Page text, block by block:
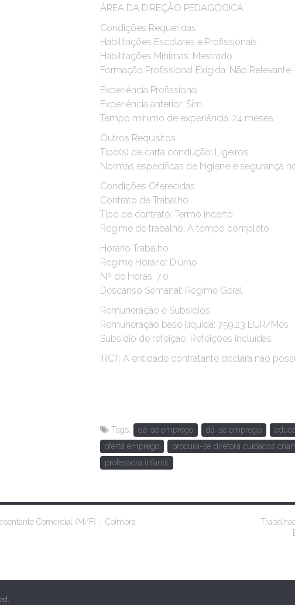
ÁREA DA DIREÇÃO PEDAGÓGICA
Condições Requeridas
Habilitações Escolares e Profissionais
Habilitações Mínimas: Mestrado
Formação Profissional Exigida: Não Relevante
Experiência Profissional
Experiência anterior: Sim
Tempo mínimo de experiência: 24 meses
Outros Requisitos
Tipo(s) de carta condução: Ligeiros
Normas específicas de higiene e segurança
Condições Oferecidas
Contrato de Trabalho
Tipo de contrato: Termo incerto
Regime de trabalho: A tempo completo
Horário Trabalho
Regime Horário: Diurno
Nº de Horas: 7.0
Descanso Semanal: Regime Geral
Remuneração e Subsídios
Remuneração base ilíquida: 759.23 EUR/Mês
Subsídio de refeição: Refeições incluídas
IRCT: A entidade contratante declara não
Tags: dá-se emprego dá-se empregp
oferta emprego
procura-se diretora cuidados
professora infantil
Comercial (M/F) – Coimbra